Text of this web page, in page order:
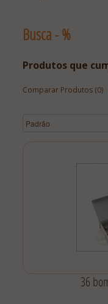
Busca - %
Produtos que
Comparar Produtos (0)
36